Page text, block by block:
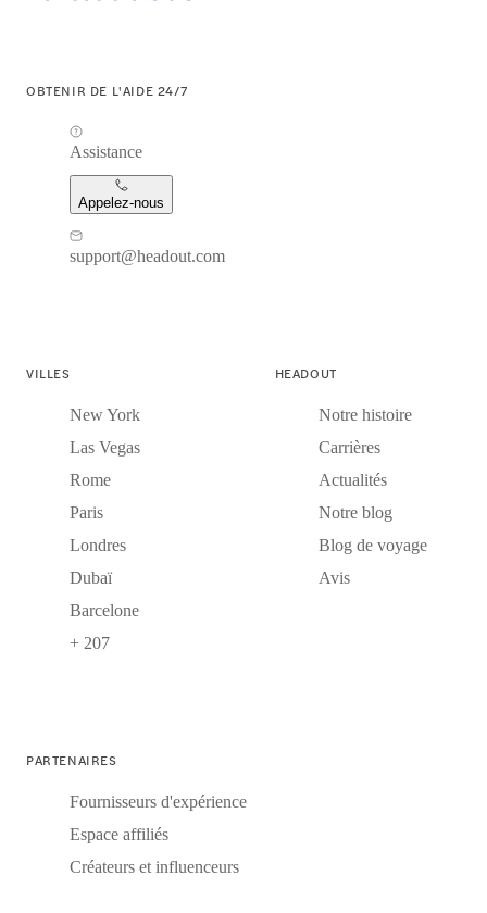
OBTENIR DE L'AIDE 24/7
Assistance
Appelez-nous
support@headout.com
VILLES
New York
Las Vegas
Rome
Paris
Londres
Dubaï
Barcelone
+ 207
HEADOUT
Notre histoire
Carrières
Actualités
Notre blog
Blog de voyage
Avis
PARTENAIRES
Fournisseurs d'expérience
Espace affiliés
Créateurs et influenceurs